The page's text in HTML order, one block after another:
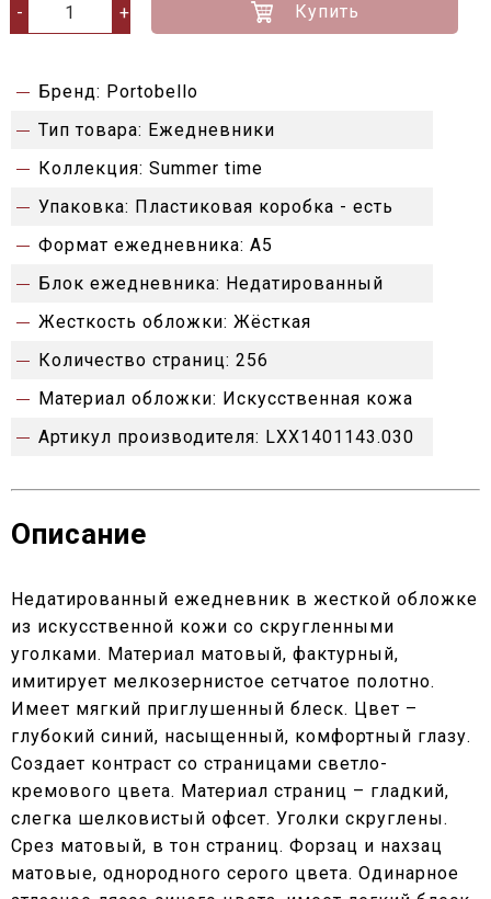
- + Купить
Бренд: Portobello
Тип товара: Ежедневники
Коллекция: Summer time
Упаковка: Пластиковая коробка - есть
Формат ежедневника: А5
Блок ежедневника: Недатированный
Жесткость обложки: Жёсткая
Количество страниц: 256
Материал обложки: Искусственная кожа
Артикул производителя: LXX1401143.030
Описание
Недатированный ежедневник в жесткой обложке
из искусственной кожи со скругленными
уголками. Материал матовый, фактурный,
имитирует мелкозернистое сетчатое полотно.
Имеет мягкий приглушенный блеск. Цвет –
глубокий синий, насыщенный, комфортный глазу.
Создает контраст со страницами светло-
кремового цвета. Материал страниц – гладкий,
слегка шелковистый офсет. Уголки скруглены.
Срез матовый, в тон страниц. Форзац и нахзац
матовые, однородного серого цвета. Одинарное